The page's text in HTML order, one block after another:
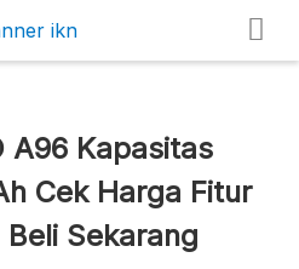
A96 Kapasitas
Cek Harga Fitur
Sekarang